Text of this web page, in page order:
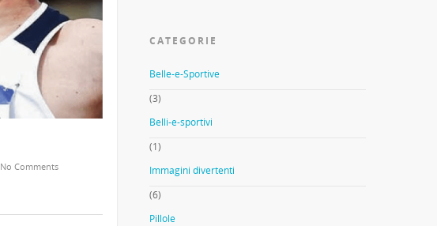
No Comments
CATEGORIE
Belle-e-Sportive
(3)
Belli-e-sportivi
(1)
Immagini divertenti
(6)
Pillole